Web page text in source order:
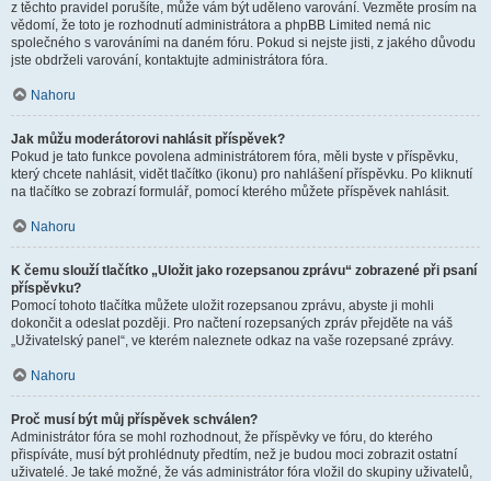
z těchto pravidel porušíte, může vám být uděleno varování. Vezměte prosím na
vědomí, že toto je rozhodnutí administrátora a phpBB Limited nemá nic
společného s varováními na daném fóru. Pokud si nejste jisti, z jakého důvodu
jste obdrželi varování, kontaktujte administrátora fóra.
Nahoru
Jak můžu moderátorovi nahlásit příspěvek?
Pokud je tato funkce povolena administrátorem fóra, měli byste v příspěvku,
který chcete nahlásit, vidět tlačítko (ikonu) pro nahlášení příspěvku. Po kliknutí
na tlačítko se zobrazí formulář, pomocí kterého můžete příspěvek nahlásit.
Nahoru
K čemu slouží tlačítko „Uložit jako rozepsanou zprávu“ zobrazené při psaní
příspěvku?
Pomocí tohoto tlačítka můžete uložit rozepsanou zprávu, abyste ji mohli
dokončit a odeslat později. Pro načtení rozepsaných zpráv přejděte na váš
„Uživatelský panel“, ve kterém naleznete odkaz na vaše rozepsané zprávy.
Nahoru
Proč musí být můj příspěvek schválen?
Administrátor fóra se mohl rozhodnout, že příspěvky ve fóru, do kterého
přispíváte, musí být prohlédnuty předtím, než je budou moci zobrazit ostatní
uživatelé. Je také možné, že vás administrátor fóra vložil do skupiny uživatelů,